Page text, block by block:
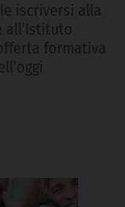
iscriversi alla
all’Istituto
formativa